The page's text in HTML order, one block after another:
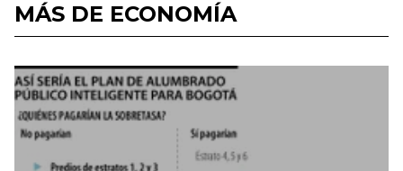
MÁS DE ECONOMÍA